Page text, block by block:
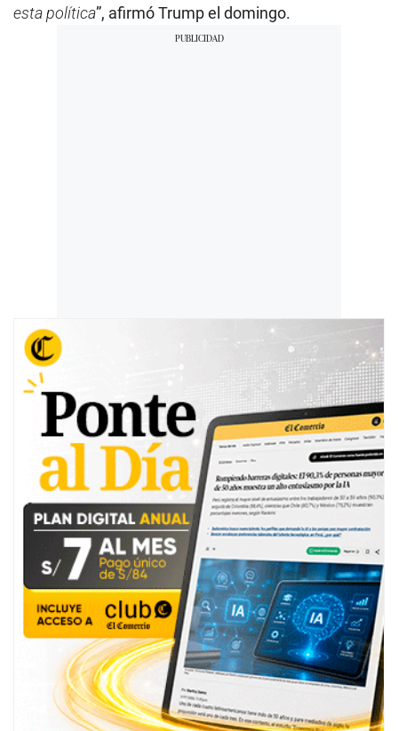
esta política”, afirmó Trump el domingo.